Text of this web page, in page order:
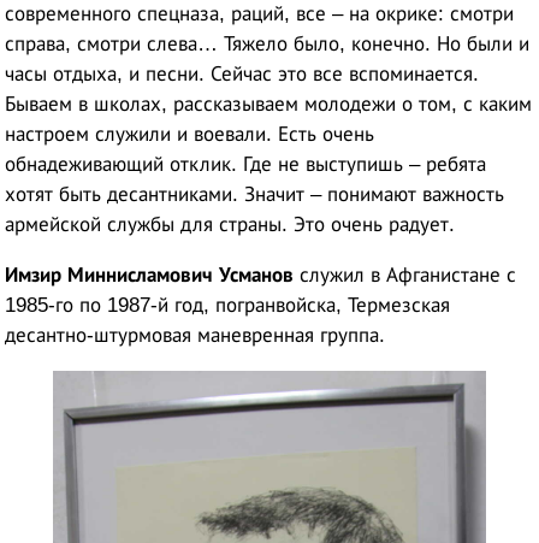
современного спецназа, раций, все – на окрике: смотри
справа, смотри слева… Тяжело было, конечно. Но были и
часы отдыха, и песни. Сейчас это все вспоминается.
Бываем в школах, рассказываем молодежи о том, с каким
настроем служили и воевали. Есть очень
обнадеживающий отклик. Где не выступишь – ребята
хотят быть десантниками. Значит – понимают важность
армейской службы для страны. Это очень радует.
Имзир Миннисламович Усманов служил в Афганистане с
1985-го по 1987-й год, погранвойска, Термезская
десантно-штурмовая маневренная группа.